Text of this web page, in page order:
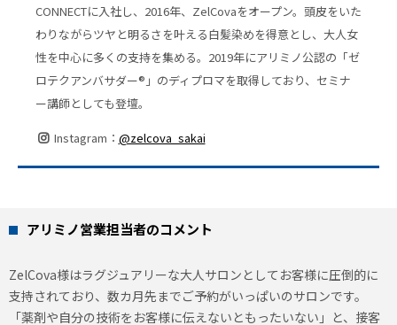
CONNECTに入社し、2016年、ZelCovaをオープン。頭皮をいた
わりながらツヤと明るさを叶える白髪染めを得意とし、大人女
性を中心に多くの支持を集める。2019年にアリミノ公認の「ゼ
ロテクアンバサダー®」のディプロマを取得しており、セミナ
ー講師としても登壇。
Instagram： @zelcova_sakai
アリミノ営業担当者のコメント
ZelCova様はラグジュアリーな大人サロンとしてお客様に圧倒的に
支持されており、数カ月先までご予約がいっぱいのサロンです。
「薬剤や自分の技術をお客様に伝えないともったいない」と、接客